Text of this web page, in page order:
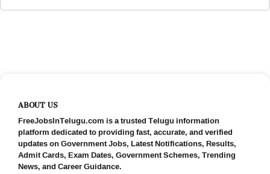
ABOUT US
FreeJobsInTelugu.com is a trusted Telugu information
platform dedicated to providing fast, accurate, and verified
updates on Government Jobs, Latest Notifications, Results,
Admit Cards, Exam Dates, Government Schemes, Trending
News, and Career Guidance.